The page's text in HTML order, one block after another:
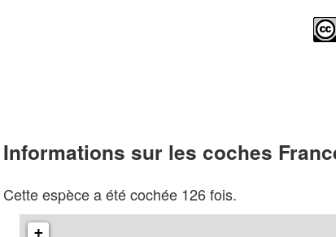
Informations sur les coches
Cette espèce a été cochée 126 fois.
+